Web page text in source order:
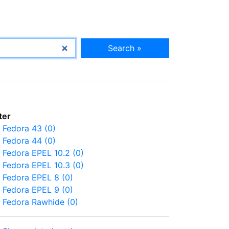
Search »
Fedora 43 (0)
Fedora 44 (0)
Fedora EPEL 10.2 (0)
Fedora EPEL 10.3 (0)
Fedora EPEL 8 (0)
Fedora EPEL 9 (0)
Fedora Rawhide (0)